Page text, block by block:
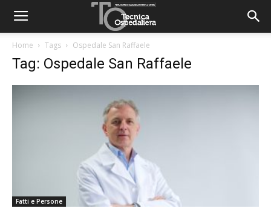
Home Tags Ospedale San Raffaele
Tag: Ospedale San Raffaele
Fatti e Persone